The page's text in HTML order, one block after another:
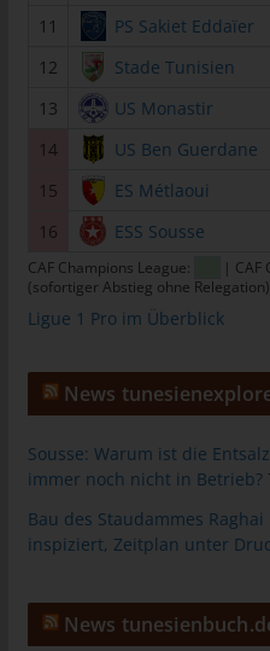
11
PS Sakiet Eddaïer
12
Stade Tunisien
13
US Monastir
14
US Ben Guerdane
15
ES Métlaoui
16
ESS Sousse
CAF Champions League: | CAF
(sofortiger Abstieg ohne Relegation)
Ligue 1 Pro im Überblick
News
Sousse: Warum ist die
immer noch nicht in Betrieb?
Bau des Staudammes
inspiziert, Zeitplan unter
News
tunesienfussball.de
Uwe Wassenberg
Rue 2 Mars
4022 Akouda - Tunesien
Telefon: +216 216 16 616
Cookies
Die Internetseiten verwenden
Computersystem abgelegt und
Zahlreiche Internetseiten und
ist eine eindeutige Kennung
Zeichenfolge, durch welche
konkreten Internetbrowser
das Cookie gespeichert wurde.
die andere Cookies enthalten,